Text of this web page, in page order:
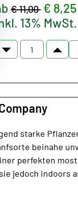
€ 11,00 € 8,25
13% MwSt.
starke
beinahe
perfekten
jedoch indoors